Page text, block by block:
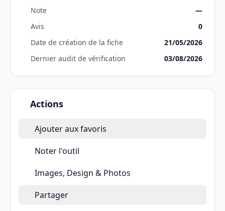
Note
—
Avis
0
Date de création de la fiche
21/05/2026
Dernier audit de vérification
03/08/2026
Actions
Ajouter aux favoris
Noter l'outil
Images, Design & Photos
Partager